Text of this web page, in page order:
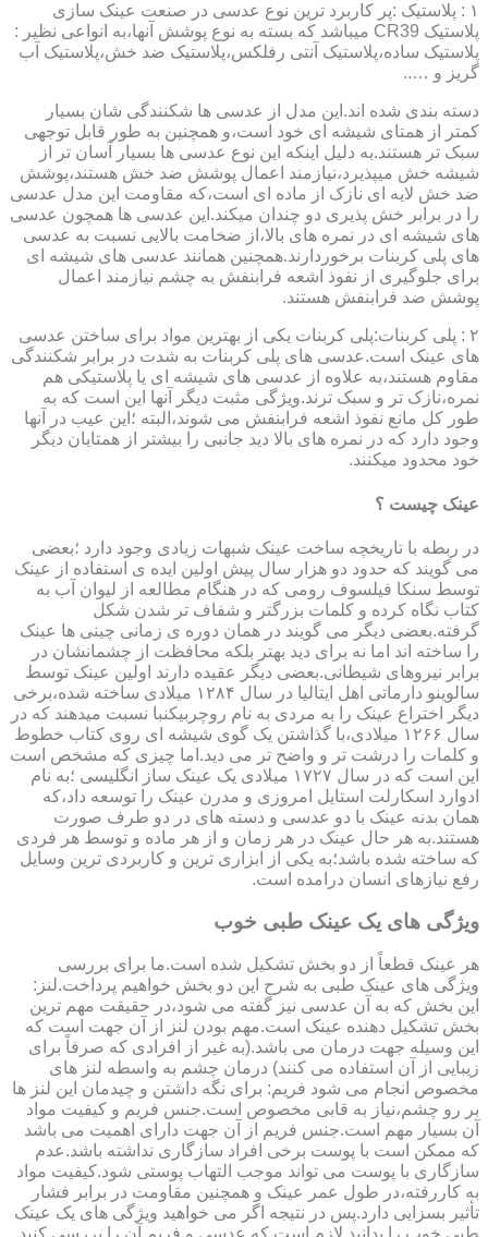
۱ : پلاستیک :پر کاربرد ترین نوع عدسی در صنعت عینک سازی
پلاستیک CR39 میباشد که بسته به نوع پوشش آنها،به انواعی نظیر :
پلاستیک ساده،پلاستیک آنتی رفلکس،پلاستیک ضد خش،پلاستیک آب
گریز و …..
دسته بندی شده اند.این مدل از عدسی ها شکنندگی شان بسیار
کمتر از همتای شیشه ای خود است،و همچنین به طور قابل توجهی
سبک تر هستند.به دلیل اینکه این نوع عدسی ها بسیار آسان تر از
شیشه خش میپذیرد،نیازمند اعمال پوشش ضد خش هستند،پوشش
ضد خش لایه ای نازک از ماده ای است،که مقاومت این مدل عدسی
را در برابر خش پذیری دو چندان میکند.این عدسی ها همچون عدسی
های شیشه ای در نمره های بالا،از ضخامت بالایی نسبت به عدسی
های پلی کربنات برخوردارند.همچنین همانند عدسی های شیشه ای
برای جلوگیری از نفوذ اشعه فرابنفش به چشم نیازمند اعمال
پوشش ضد فرابنفش هستند.
۲ : پلی کربنات:پلی کربنات یکی از بهترین مواد برای ساختن عدسی
های عینک است.عدسی های پلی کربنات به شدت در برابر شکنندگی
مقاوم هستند،به علاوه از عدسی های شیشه ای یا پلاستیکی هم
نمره،نازک تر و سبک ترند.ویژگی مثبت دیگر آنها این است که به
طور کل مانع نفوذ اشعه فرابنفش می شوند،البته ؛این عیب در آنها
وجود دارد که در نمره های بالا دید جانبی را بیشتر از همتایان دیگر
خود محدود میکنند.
عینک چیست ؟
در ربطه با تاریخچه ساخت عینک شبهات زیادی وجود دارد ؛بعضی
می گویند که حدود دو هزار سال پیش اولین ایده ی استفاده از عینک
توسط سنکا فیلسوف رومی که در هنگام مطالعه از لیوان آب به
کتاب نگاه کرده و کلمات بزرگتر و شفاف تر شدن شکل
گرفته.بعضی دیگر می گویند در همان دوره ی زمانی چینی ها عینک
را ساخته اند اما نه برای دید بهتر بلکه محافظت از چشمانشان در
برابر نیروهای شیطانی.بعضی دیگر عقیده دارند اولین عینک توسط
سالوینو دارماتی اهل ایتالیا در سال ۱۲۸۴ میلادی ساخته شده،برخی
دیگر اختراع عینک را به مردی به نام روچربیکنبا نسبت میدهند که در
سال ۱۲۶۶ میلادی،با گذاشتن یک گوی شیشه ای روی کتاب خطوط
و کلمات را درشت تر و واضح تر می دید.اما چیزی که مشخص است
این است که در سال ۱۷۲۷ میلادی یک عینک ساز انگلیسی ؛به نام
ادوارد اسکارلت استایل امروزی و مدرن عینک را توسعه داد،که
همان بدنه عینک با دو عدسی و دسته های در دو طرف صورت
هستند.به هر حال عینک در هر زمان و از هر ماده و توسط هر فردی
که ساخته شده باشد؛به یکی از ابزاری ترین و کاربردی ترین وسایل
رفع نیازهای انسان درامده است.
ویژگی های یک عینک طبی خوب
هر عینک قطعاً از دو بخش تشکیل شده است.ما برای بررسی
ویژگی های عینک طبی به شرح این دو بخش خواهیم پرداخت.لنز:
این بخش که به آن عدسی نیز گفته می شود،در حقیقت مهم ترین
بخش تشکیل دهنده عینک است.مهم بودن لنز از آن جهت است که
این وسیله جهت درمان می باشد.(به غیر از افرادی که صرفاً برای
زیبایی از آن استفاده می کنند) درمان چشم به واسطه لنز های
مخصوص انجام می شود فریم: برای نگه داشتن و چیدمان این لنز ها
بر رو چشم،نیاز به قابی مخصوص است.جنس فریم و کیفیت مواد
آن بسیار مهم است.جنس فریم از آن جهت دارای اهمیت می باشد
که ممکن است با پوست برخی افراد سازگاری نداشته باشد.عدم
سازگاری با پوست می تواند موجب التهاب پوستی شود.کیفیت مواد
به کاررفته،در طول عمر عینک و همچنین مقاومت در برابر فشار
تأثیر بسزایی دارد.پس در نتیجه اگر می خواهید ویژگی های یک عینک